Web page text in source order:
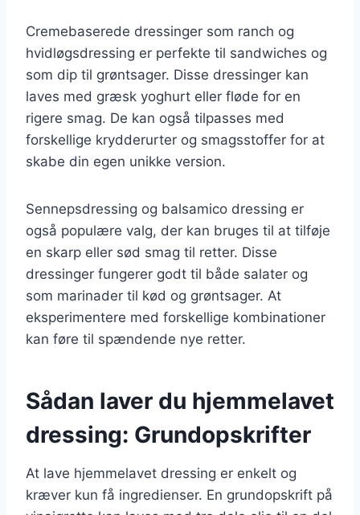
Cremebaserede dressinger som ranch og
hvidløgsdressing er perfekte til sandwiches og
som dip til grøntsager. Disse dressinger kan
laves med græsk yoghurt eller fløde for en
rigere smag. De kan også tilpasses med
forskellige krydderurter og smagsstoffer for at
skabe din egen unikke version.
Sennepsdressing og balsamico dressing er
også populære valg, der kan bruges til at tilføje
en skarp eller sød smag til retter. Disse
dressinger fungerer godt til både salater og
som marinader til kød og grøntsager. At
eksperimentere med forskellige kombinationer
kan føre til spændende nye retter.
Sådan laver du hjemmelavet
dressing: Grundopskrifter
At lave hjemmelavet dressing er enkelt og
kræver kun få ingredienser. En grundopskrift på